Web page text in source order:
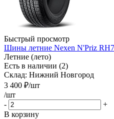
Быстрый просмотр
Шины летние Nexen N'Priz
Летние (лето)
Есть в наличии (2)
Склад: Нижний Новгород
3 400 ₽/шт
/шт
-
+
В корзину